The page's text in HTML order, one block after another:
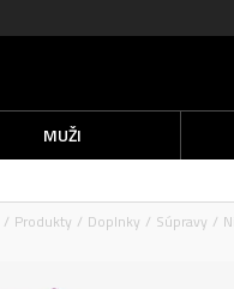
MUŽI
Produkty Doplnky Súpravy